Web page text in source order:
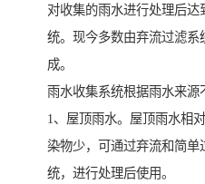
对收集的雨水进行处理后达
统。现今多数由弃流过滤系
成。
雨水收集系统根据雨水来源
1、屋顶雨水。屋顶雨水相
染物少，可通过弃流和简单
统，进行处理后使用。